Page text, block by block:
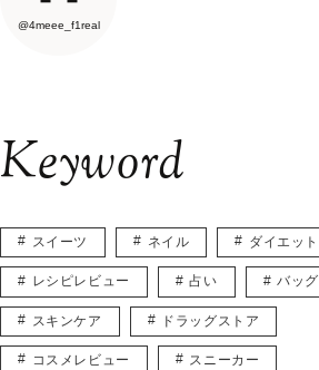
@4meee_f1real
Keyword
スイーツ ネイル ダイエット
レシピレビュー 占い バッグ
スキンケア ドラッグストア
コスメレビュー スニーカー